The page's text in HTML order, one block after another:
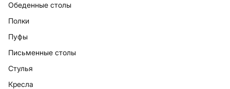
Обеденные столы
Полки
Пуфы
Письменные столы
Стулья
Кресла